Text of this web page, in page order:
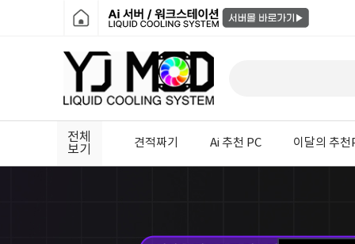
전체
보기
견적짜기 Ai 추천 PC 이달의 추천